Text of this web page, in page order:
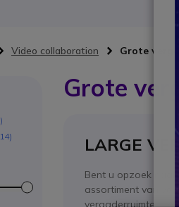
Video collaboration Grote
Grote
LARGE
Bent u opzoek
assortiment van
vergaderruimtes.
14